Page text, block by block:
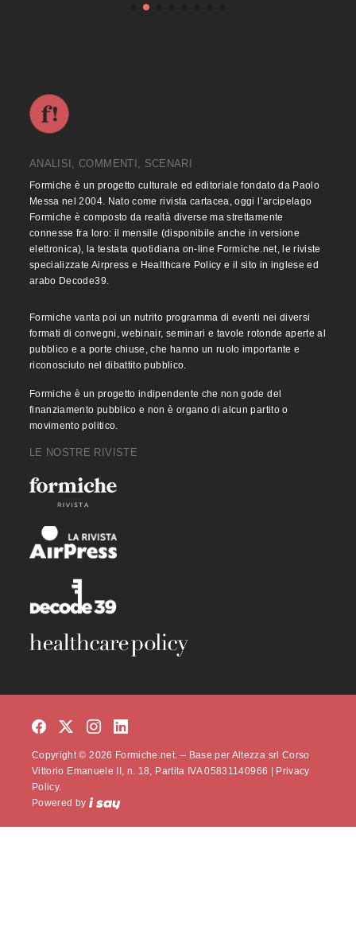
ANALISI, COMMENTI, SCENARI
Formiche è un progetto culturale ed editoriale fondato da Paolo
Messa nel 2004. Nato come rivista cartacea, oggi l’arcipelago
Formiche è composto da realtà diverse ma strettamente
connesse fra loro: il mensile (disponibile anche in versione
elettronica), la testata quotidiana on-line Formiche.net, le riviste
specializzate Airpress e Healthcare Policy e il sito in inglese ed
arabo Decode39.
Formiche vanta poi un nutrito programma di eventi nei diversi
formati di convegni, webinair, seminari e tavole rotonde aperte al
pubblico e a porte chiuse, che hanno un ruolo importante e
riconosciuto nel dibattito pubblico.
Formiche è un progetto indipendente che non gode del
finanziamento pubblico e non è organo di alcun partito o
movimento politico.
LE NOSTRE RIVISTE
Copyright © 2026 Formiche.net. – Base per Altezza srl Corso
Vittorio Emanuele II, n. 18, Partita IVA 05831140966 | Privacy
Policy.
Powered by